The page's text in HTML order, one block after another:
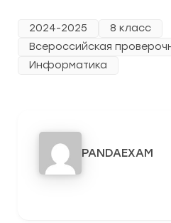
2024-2025
8 класс
Всероссийская
Информатика
PANDAEXAM